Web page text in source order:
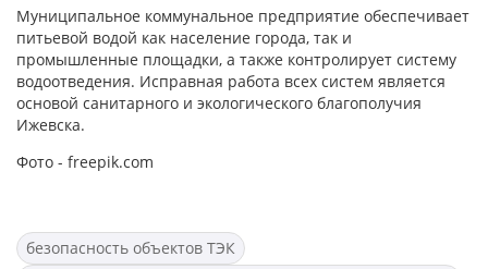
Муниципальное коммунальное предприятие обеспечивает
питьевой водой как население города, так и
промышленные площадки, а также контролирует систему
водоотведения. Исправная работа всех систем является
основой санитарного и экологического благополучия
Ижевска.
Фото - freepik.com
безопасность объектов ТЭК